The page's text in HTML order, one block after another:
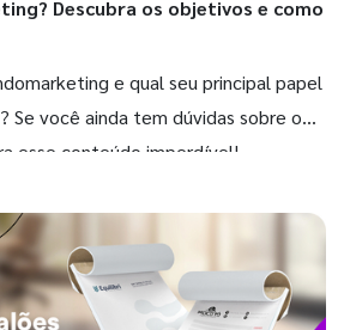
Descubra os objetivos e como
e qual seu principal papel
Se você ainda tem dúvidas sobre o
esse conteúdo imperdível!